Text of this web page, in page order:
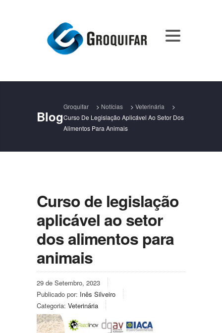
Blog
Groquifar > Notícias > Veterinária
>
Curso De Legislação Aplicável Ao Setor Dos
Alimentos Para Animais
Curso de legislação
aplicável ao setor
dos alimentos para
animais
29 de Setembro, 2023
Publicado por: Inês Silveiro
Categoria: Veterinária